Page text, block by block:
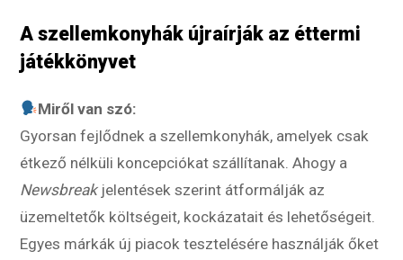
A szellemkonyhák újraírják az éttermi
játékkönyvet
Miről van szó:
Gyorsan fejlődnek a szellemkonyhák, amelyek csak
étkező nélküli koncepciókat szállítanak. Ahogy a
Newsbreakjelentések szerint átformálják az
üzemeltetők költségeit, kockázatait és lehetőségeit.
Egyes márkák új piacok tesztelésére használják őket